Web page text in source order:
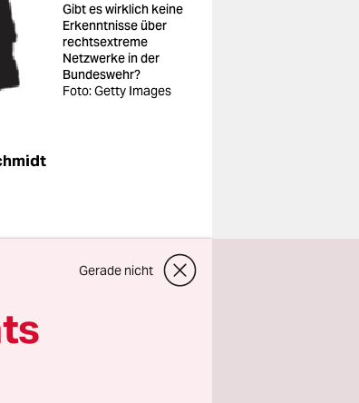
Gibt es wirklich keine
Erkenntnisse über
rechtsextreme
Netzwerke in der
Bundeswehr?
Foto: Getty Images
das
Gerade nicht